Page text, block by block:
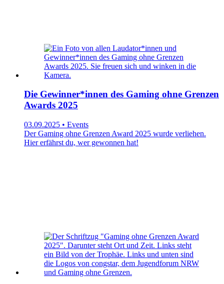
Die Gewinner*innen des Gaming ohne Grenzen
Awards 2025
03.09.2025 • Events
Der Gaming ohne Grenzen Award 2025 wurde verliehen.
Hier erfährst du, wer gewonnen hat!